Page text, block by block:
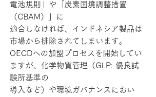
電池規則」や「炭素国境調整措置
（CBAM）」に
適合しなければ、インドネシア製品は
市場から排除されてしまいます。
OECDへの加盟プロセスを開始してい
ますが、化学物質管理（GLP: 優良試
験所基準の
導入など）や環境ガバナンスにおい